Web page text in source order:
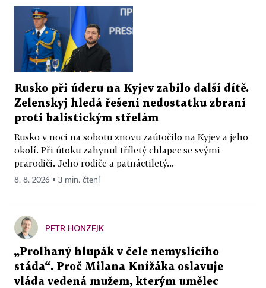
Rusko při úderu na Kyjev zabilo další dítě.
Zelenskyj hledá řešení nedostatku zbraní
proti balistickým střelám
Rusko v noci na sobotu znovu zaútočilo na Kyjev a jeho
okolí. Při útoku zahynul tříletý chlapec se svými
prarodiči. Jeho rodiče a patnáctiletý...
8. 8. 2026 ▪ 3 min. čtení
PETR HONZEJK
„Prolhaný hlupák v čele nemyslícího
stáda“. Proč Milana Knížáka oslavuje
vláda vedená mužem, kterým umělec